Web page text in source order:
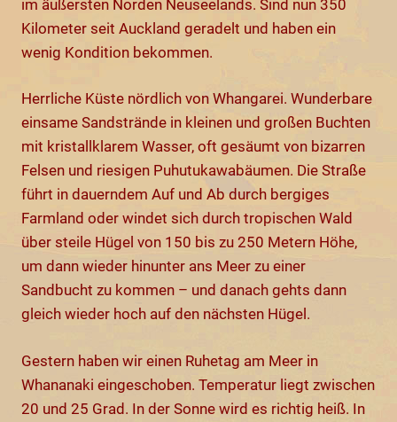
im äußersten Norden Neuseelands. Sind nun 350
Kilometer seit Auckland geradelt und haben ein
wenig Kondition bekommen.
Herrliche Küste nördlich von Whangarei. Wunderbare
einsame Sandstrände in kleinen und großen Buchten
mit kristallklarem Wasser, oft gesäumt von bizarren
Felsen und riesigen Puhutukawabäumen. Die Straße
führt in dauerndem Auf und Ab durch bergiges
Farmland oder windet sich durch tropischen Wald
über steile Hügel von 150 bis zu 250 Metern Höhe,
um dann wieder hinunter ans Meer zu einer
Sandbucht zu kommen – und danach gehts dann
gleich wieder hoch auf den nächsten Hügel.
Gestern haben wir einen Ruhetag am Meer in
Whananaki eingeschoben. Temperatur liegt zwischen
20 und 25 Grad. In der Sonne wird es richtig heiß. In